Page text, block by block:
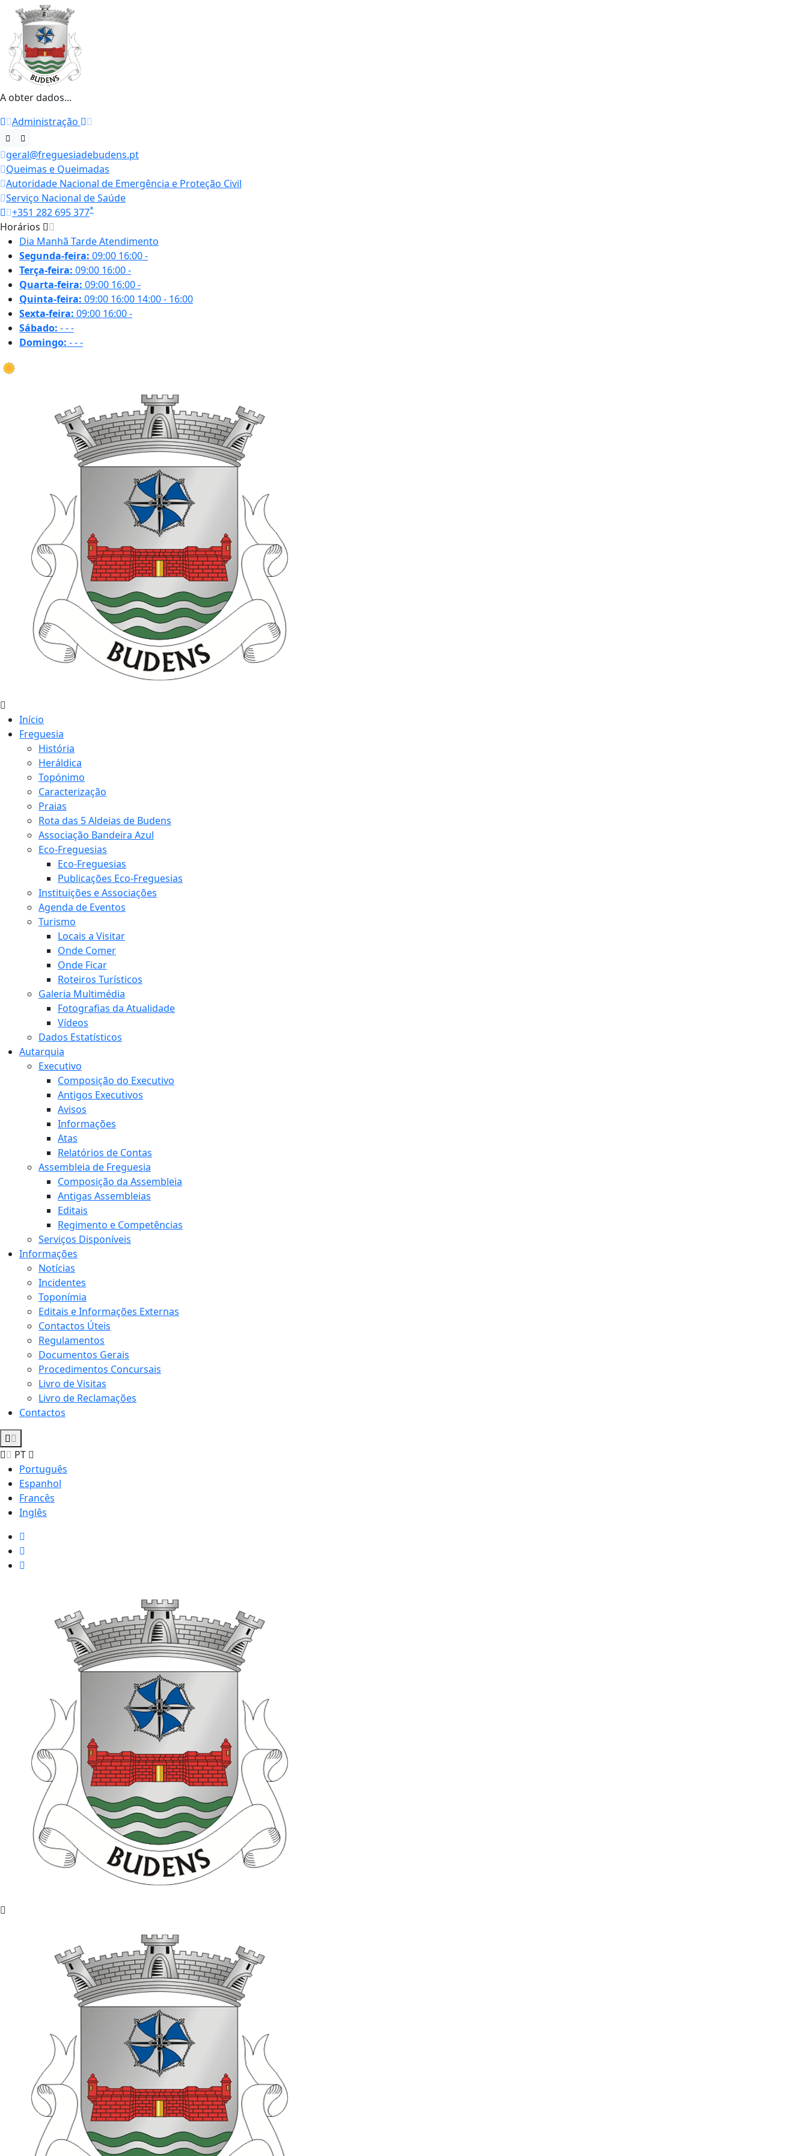
A obter dados...
Administração
geral@freguesiadebudens.pt
Queimas e Queimadas
Autoridade Nacional de Emergência e Proteção Civil
Serviço Nacional de Saúde
+351 282 695 377*
Horários
Dia Manhã TardeAtendimento
Segunda-feira: 09:00 16:00-
Terça-feira: 09:00 16:00-
Quarta-feira: 09:00 16:00-
Quinta-feira: 09:00 16:00 14:00 - 16:00
Sexta-feira: 09:00 16:00-
Sábado: ---
Domingo: ---
Início
Freguesia
História
Heráldica
Topónimo
Caracterização
Praias
Rota das 5 Aldeias de Budens
Associação Bandeira Azul
Eco-Freguesias
Eco-Freguesias
Publicações Eco-Freguesias
Instituições e Associações
Agenda de Eventos
Turismo
Locais a Visitar
Onde Comer
Onde Ficar
Roteiros Turísticos
Galeria Multimédia
Fotografias da Atualidade
Vídeos
Dados Estatísticos
Autarquia
Executivo
Composição do Executivo
Antigos Executivos
Avisos
Informações
Atas
Relatórios de Contas
Assembleia de Freguesia
Composição da Assembleia
Antigas Assembleias
Editais
Regimento e Competências
Serviços Disponíveis
Informações
Notícias
Incidentes
Toponímia
Editais e Informações Externas
Contactos Úteis
Regulamentos
Documentos Gerais
Procedimentos Concursais
Livro de Visitas
Livro de Reclamações
Contactos
PT
Português
Espanhol
Francês
Inglês